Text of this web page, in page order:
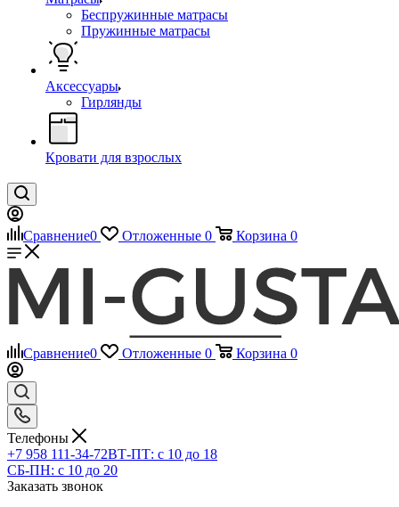
Беспружинные матрасы
Пружинные матрасы
Аксессуары
Гирлянды
Кровати для взрослых
Сравнение0 Отложенные 0 Корзина 0
Сравнение0 Отложенные 0 Корзина 0
Телефоны
+7 958 111-34-72ВТ-ПТ: с 10 до 18
СБ-ПН: с 10 до 20
Заказать звонок